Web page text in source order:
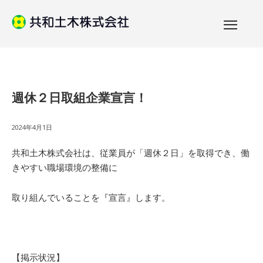
週休２日取組企業宣言！
2024年4月1日
共和土木株式会社は、従業員が「週休２日」を取得でき、働
きやすい職場環境の整備に
取り組んでいることを『宣言』します。
【掲示状況】